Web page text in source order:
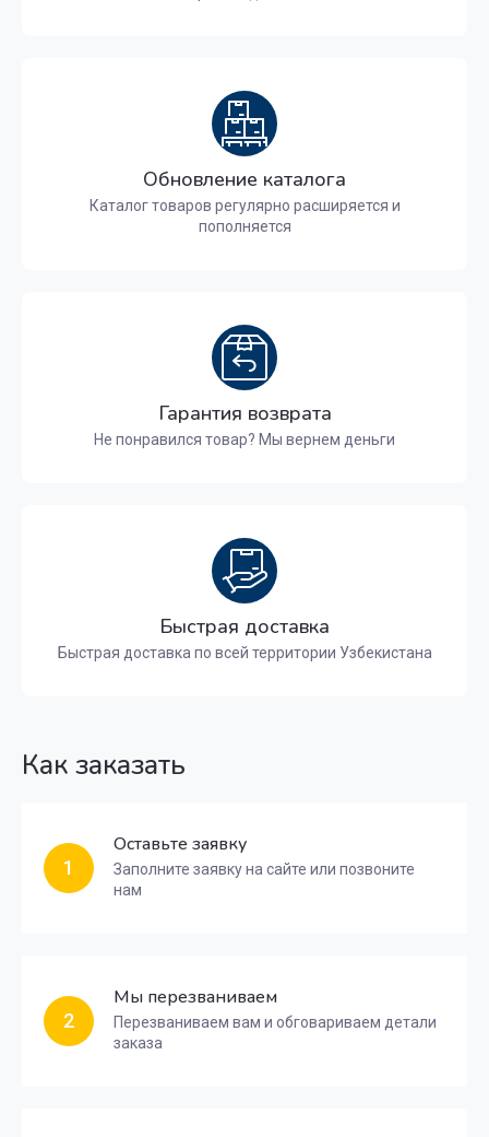
Обновление каталога
Каталог товаров регулярно расширяется и
пополняется
Гарантия возврата
Не понравился товар? Мы вернем деньги
Быстрая доставка
Быстрая доставка по всей территории Узбекистана
Как заказать
1
Оставьте заявку
Заполните заявку на сайте или позвоните
нам
2
Мы перезваниваем
Перезваниваем вам и обговариваем детали
заказа